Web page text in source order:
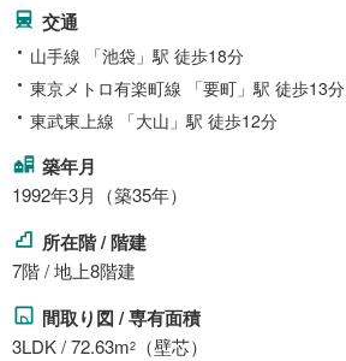
交通
山手線 「池袋」駅 徒歩18分
東京メトロ有楽町線 「要町」駅 徒歩13分
東武東上線 「大山」駅 徒歩12分
築年月
1992年3月（築35年）
所在階 / 階建
7階 / 地上8階建
間取り図 / 専有面積
3LDK / 72.63m2 （壁芯）